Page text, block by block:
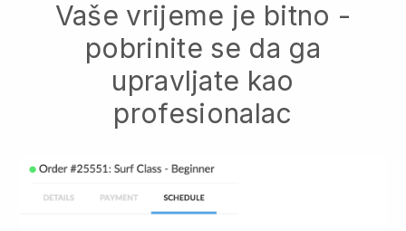
Vaše vrijeme je bitno -
pobrinite se da ga
upravljate kao
profesionalac